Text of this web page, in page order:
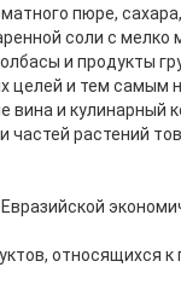
пюре,
соли с
и продукты
целей и тем самым
вина и
растений
относящихся к